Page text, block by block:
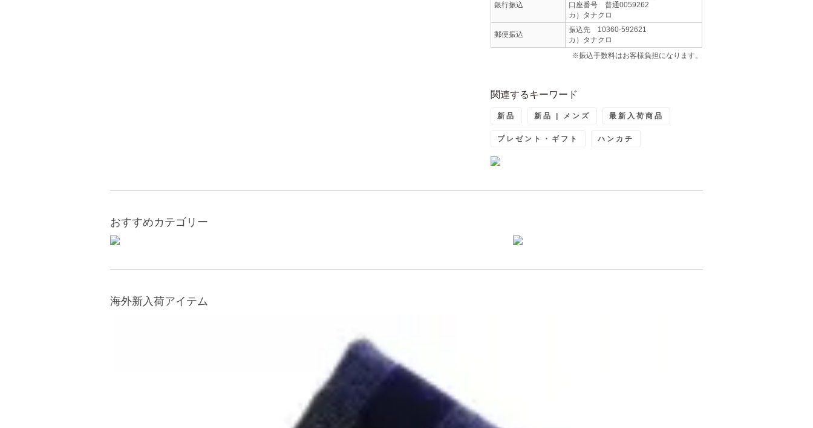
銀行振込
口座番号 普通0059262
カ）タナクロ
郵便振込
振込先 10360-592621
カ）タナクロ
※振込手数料はお客様負担になります。
関連するキーワード
新品 新品 | メンズ 最新入荷商品
プレゼント・ギフト ハンカチ
おすすめカテゴリー
海外新入荷アイテム